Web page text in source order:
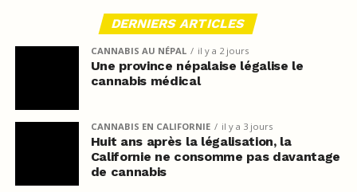
DERNIERS ARTICLES
CANNABIS AU NÉPAL il y a 2 jours
Une province népalaise légalise le
cannabis médical
CANNABIS EN CALIFORNIE il y a 3 jours
Huit ans après la légalisation, la
Californie ne consomme pas davantage
de cannabis